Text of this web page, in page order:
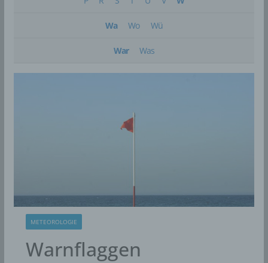
Wa Wo Wü
War Was
METEOROLOGIE
Warnflaggen